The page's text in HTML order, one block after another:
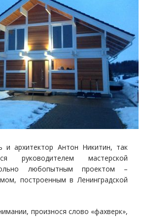
и архитектор Антон Никитин, так
руководителем мастерской
любопытным проектом –
построенным в Ленинградской
произнося слово «фахверк»,